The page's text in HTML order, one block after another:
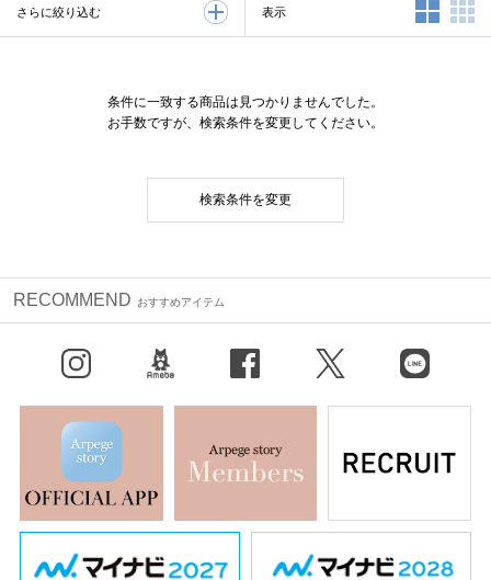
さらに絞り込む 表示 2列表示
条件に一致する商品は見つかりませんでした。
お手数ですが、検索条件を変更してください。
検索条件を変更
RECOMMEND おすすめアイテム
X（旧Twitter） LINE